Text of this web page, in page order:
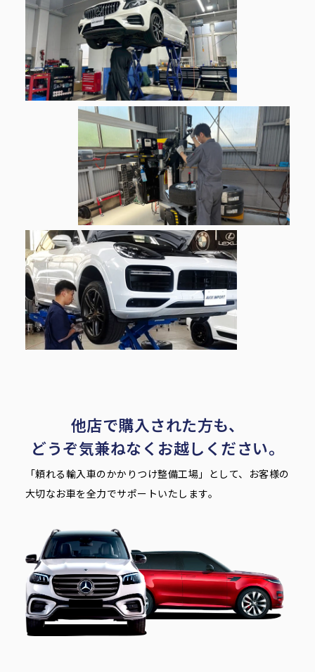
他店で購入された方も、
どうぞ気兼ねなくお越しください。
「頼れる輸入車のかかりつけ整備工場」として、お客様の
大切なお車を全力でサポートいたします。